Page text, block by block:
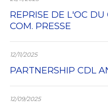
REPRISE DE L'OC
COM. PRESSE
12/11/2025
PARTNERSHIP CDL
12/09/2025